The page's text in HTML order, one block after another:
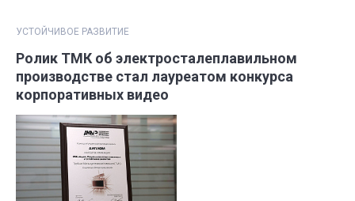
УСТОЙЧИВОЕ РАЗВИТИЕ
Ролик ТМК об электросталеплавильном
производстве стал лауреатом конкурса
корпоративных видео